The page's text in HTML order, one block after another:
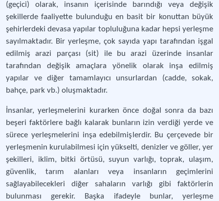
(geçici) olarak, insanın içerisinde barındığı veya değişik
şekillerde faaliyette bulunduğu en basit bir konuttan büyük
şehirlerdeki devasa yapılar topluluğuna kadar hepsi yerleşme
sayılmaktadır. Bir yerleşme, çok sayıda yapı tarafından işgal
edilmiş arazi parçası (sit) ile bu arazi üzerinde insanlar
tarafından değişik amaçlara yönelik olarak inşa edilmiş
yapılar ve diğer tamamlayıcı unsurlardan (cadde, sokak,
bahçe, park vb.) oluşmaktadır.
İnsanlar, yerleşmelerini kurarken önce doğal sonra da bazı
beşeri faktörlere bağlı kalarak bunların izin verdiği yerde ve
sürece yerleşmelerini inşa edebilmişlerdir. Bu çerçevede bir
yerleşmenin kurulabilmesi için yükselti, denizler ve göller, yer
şekilleri, iklim, bitki örtüsü, suyun varlığı, toprak, ulaşım,
güvenlik, tarım alanları veya insanların geçimlerini
sağlayabilecekleri diğer sahaların varlığı gibi faktörlerin
bulunması gerekir. Başka ifadeyle bunlar, yerleşme